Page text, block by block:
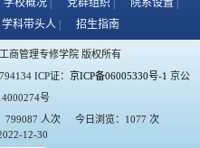
学校概况 党群组织
院系设置
学科带头人 招生指南
商管理专修学院 版权所有
ICP证： 京ICP备06005330号-1 京公
号
799087 人次
今日浏览：1077 次
12-30